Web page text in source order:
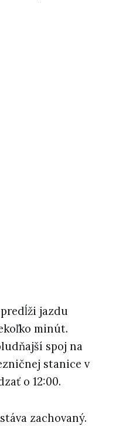
jazdu
minút.
spoj na
stanice v
o 12:00.
zachovaný.